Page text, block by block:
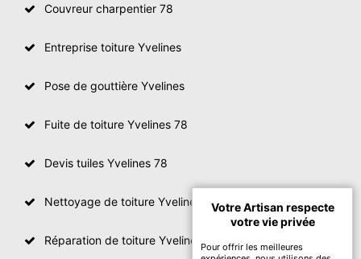
Couvreur charpentier 78
Entreprise toiture Yvelines
Pose de gouttière Yvelines
Fuite de toiture Yvelines 78
Devis tuiles Yvelines 78
Nettoyage de toiture Yvelines
Réparation de toiture Yvelines 78
Votre Artisan respecte
votre vie privée
Pour offrir les meilleures